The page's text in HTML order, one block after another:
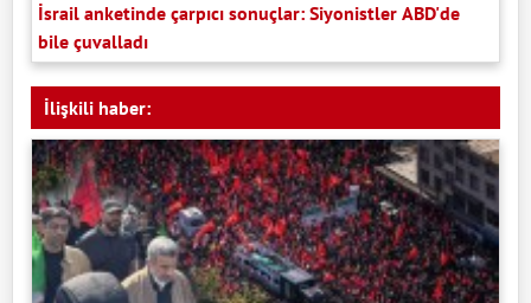
İsrail anketinde çarpıcı sonuçlar: Siyonistler ABD'de
bile çuvalladı
İlişkili haber: